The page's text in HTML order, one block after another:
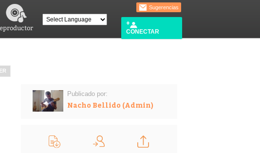
Sugerencias
CONECTAR
Publicado por:
Nacho Bellido (Admin)